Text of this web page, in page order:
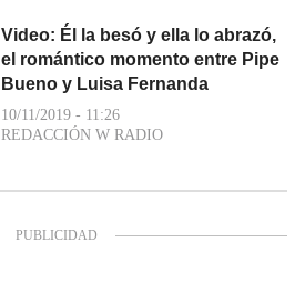
Video: Él la besó y ella lo abrazó,
el romántico momento entre Pipe
Bueno y Luisa Fernanda
10/11/2019 - 11:26
REDACCIÓN W RADIO